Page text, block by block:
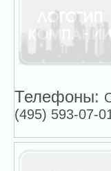
Телефоны:
(495) 593-07-